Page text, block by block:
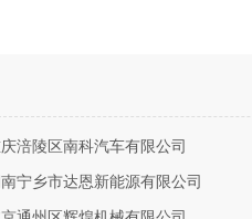
涪陵区南科汽车有限公司
宁乡市达恩新能源有限公司